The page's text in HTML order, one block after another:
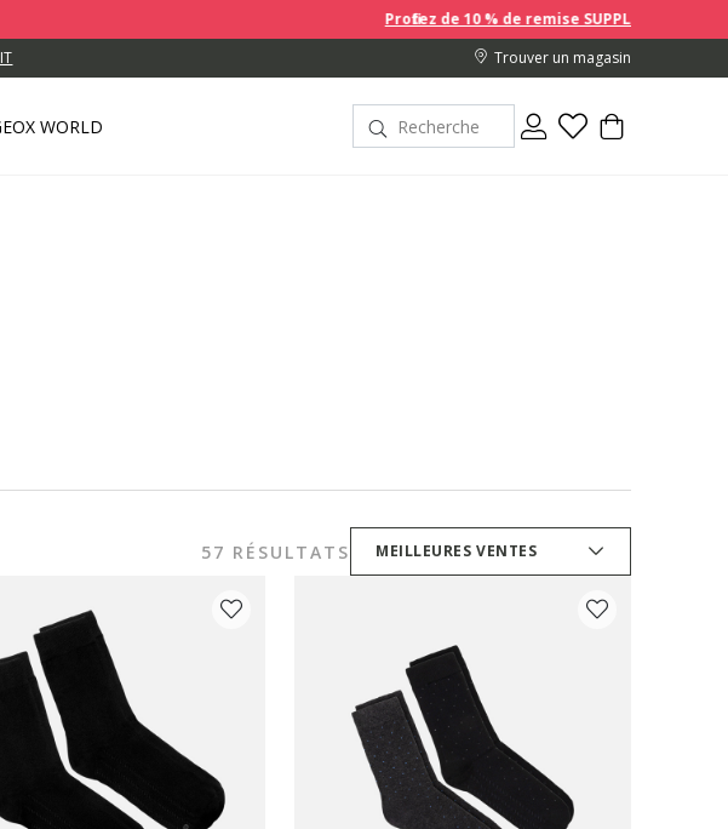
Profitez de 10 % de remise SUPPLÉMENTAIRE sur les prix en
Trouver un magasin
WORLD
57 RÉSULTATS MEILLEURES VENTES